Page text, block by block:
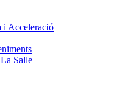
i Acceleració
Salle